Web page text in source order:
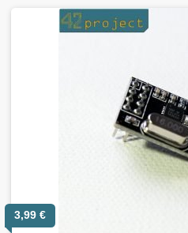
3,99 €